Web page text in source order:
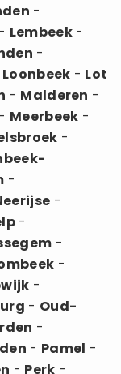
-
- Lembeek-
-
Loonbeek - Lot
- Malderen -
Meerbeek -
-
-
-
-
-
-
-
- Oud-
-
- Pamel -
- Perk -